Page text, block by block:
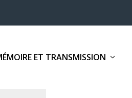
ET TRANSMISSION